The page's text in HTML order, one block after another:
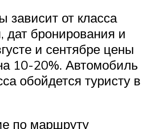
зависит от класса
дат бронирования и
и сентябре цены
10-20%. Автомобиль
обойдется туристу в
по маршруту